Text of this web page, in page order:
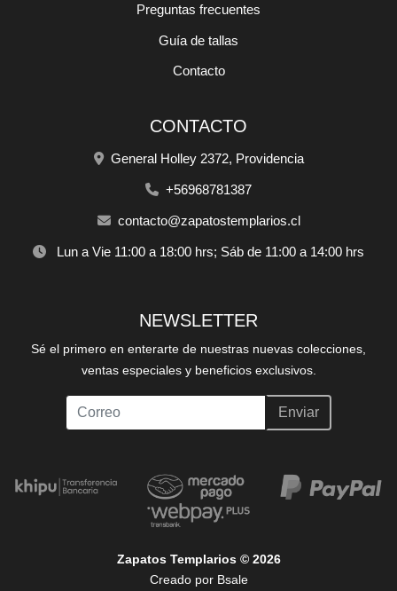
Preguntas frecuentes
Guía de tallas
Contacto
CONTACTO
General Holley 2372, Providencia
+56968781387
contacto@zapatostemplarios.cl
Lun a Vie 11:00 a 18:00 hrs; Sáb de 11:00 a 14:00 hrs
NEWSLETTER
Sé el primero en enterarte de nuestras nuevas colecciones,
ventas especiales y beneficios exclusivos.
Enviar
Zapatos Templarios © 2026
Creado por Bsale